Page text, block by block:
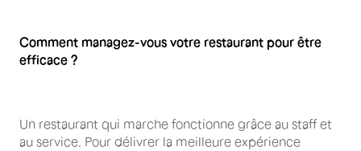
Comment managez-vous votre restaurant pour être
efficace ?
Un restaurant qui marche fonctionne grâce au staff et
au service. Pour délivrer la meilleure expérience